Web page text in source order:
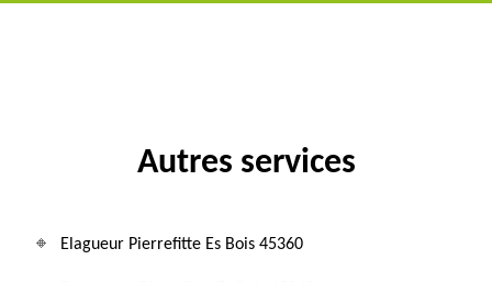
Autres services
Elagueur Pierrefitte Es Bois 45360